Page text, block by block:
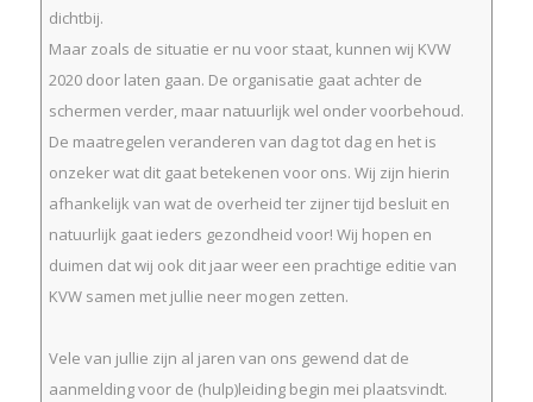
dichtbij.
Maar zoals de situatie er nu voor staat, kunnen wij KVW
2020 door laten gaan. De organisatie gaat achter de
schermen verder, maar natuurlijk wel onder voorbehoud.
De maatregelen veranderen van dag tot dag en het is
onzeker wat dit gaat betekenen voor ons. Wij zijn hierin
afhankelijk van wat de overheid ter zijner tijd besluit en
natuurlijk gaat ieders gezondheid voor! Wij hopen en
duimen dat wij ook dit jaar weer een prachtige editie van
KVW samen met jullie neer mogen zetten.
Vele van jullie zijn al jaren van ons gewend dat de
aanmelding voor de (hulp)leiding begin mei plaatsvindt.